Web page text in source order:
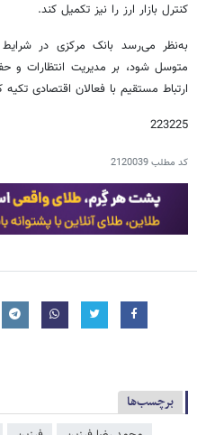
کنترل بازار ارز را نیز تکمیل کند.
به‌نظر می‌رسد بانک مرکزی در
متوسل شود، بر مدیریت انتظارات و
ارتباط مستقیم با فعالان اقتصادی
223225
کد مطلب2120039
برچسب‌ها